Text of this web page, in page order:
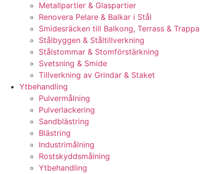
Metallpartier & Glaspartier
Renovera Pelare & Balkar i Stål
Smidesräcken till Balkong, Terrass & Trappa
Stålbyggen & Ståltillverkning
Stålstommar & Stomförstärkning
Svetsning & Smide
Tillverkning av Grindar & Staket
Ytbehandling
Pulvermålning
Pulverlackering
Sandblästring
Blästring
Industrimålning
Rostskyddsmålning
Ytbehandling